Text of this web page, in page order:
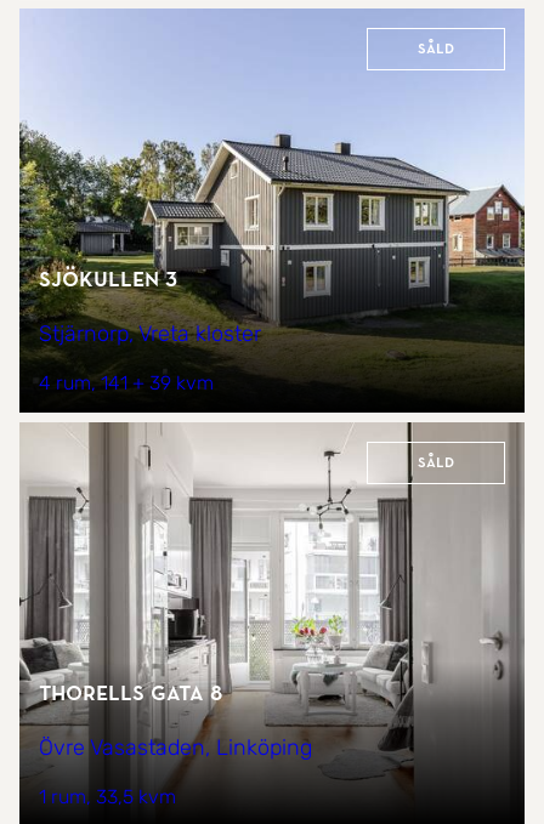
Såld
Sjökullen 3
Stjärnorp, Vreta kloster
4 rum 141 + 39 kvm
Såld
Thorells gata 8
Övre Vasastaden, Linköping
1 rum 33,5 kvm